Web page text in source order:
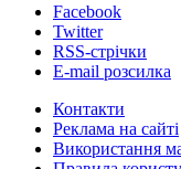
Facebook
Twitter
RSS-стрічки
E-mail розсилка
Контакти
Реклама на сайті
Використання